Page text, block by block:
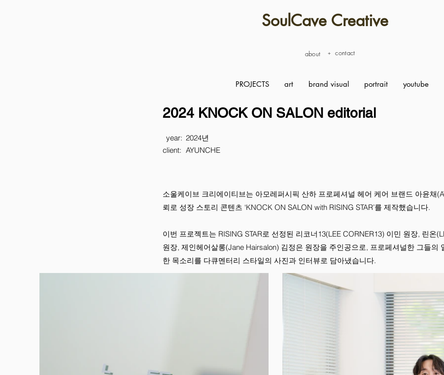
SoulCave Creative
about + contact
PROJECTS art brand visual portrait youtube
2024 KNOCK ON SALON editorial
year: 2024년
client: AYUNCHE
소울케이브 크리에이티브는 아모레퍼시픽 산하 프로페셔널 헤어 케어 브랜드 아윤채
뢰로 성장 스토리 콘텐츠 ‘KNOCK ON SALON with RISING STAR’를 제작했습니다.
이번 프로젝트는 RISING STAR로 선정된 리코너13(LEE CORNER13) 이민 원장, 린온
원장, 제인헤어살롱(Jane Hairsalon) 김정은 원장을 주인공으로, 프로페셔널한 그들의
한 목소리를 다큐멘터리 스타일의 사진과 인터뷰로 담아냈습니다.